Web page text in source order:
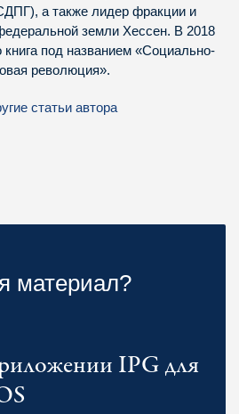
а также лидер фракции и
земли Хессен. В 2018
книга под названием «Социально-
революция».
статьи автора
материал?
IPG для